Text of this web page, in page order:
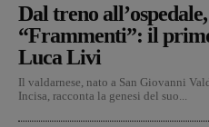
Dal treno
“Frammenti”: il
Luca Livi
Il valdarnese, nato a San Giovanni
Incisa, racconta la genesi del suo...